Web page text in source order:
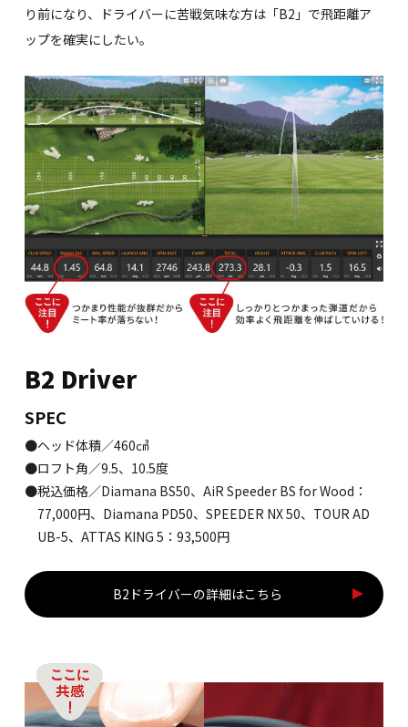
り前になり、ドライバーに苦戦気味な方は「B2」で飛距離ア
ップを確実にしたい。
B2 Driver
SPEC
●ヘッド体積／460㎤
●ロフト角／9.5、10.5度
●税込価格／Diamana BS50、AiR Speeder BS for Wood：
77,000円、Diamana PD50、SPEEDER NX 50、TOUR AD
UB-5、ATTAS KING 5：93,500円
B2ドライバーの詳細はこちら